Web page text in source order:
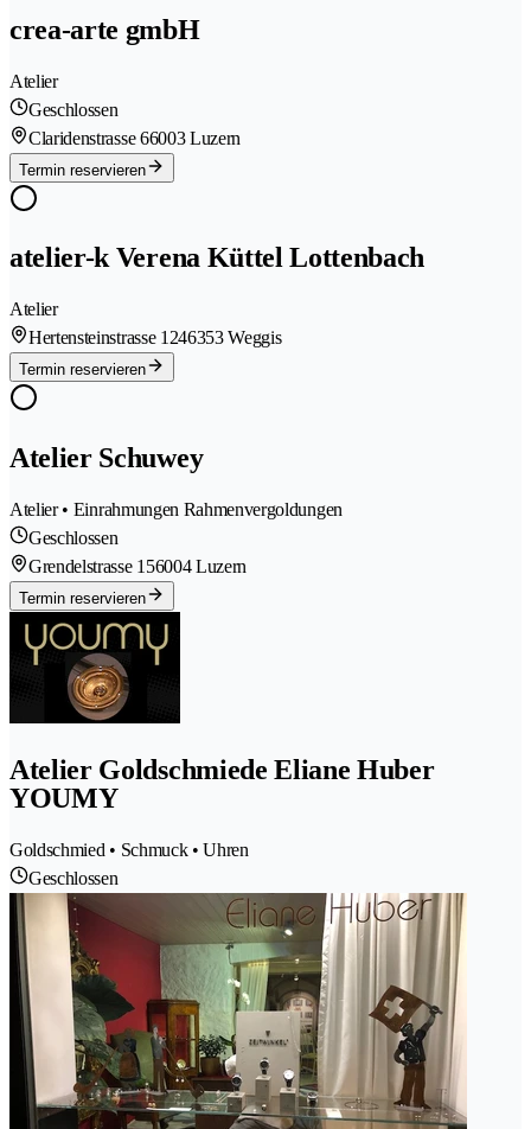
crea-arte gmbH
Atelier
Geschlossen
Claridenstrasse 66003 Luzern
Termin reservieren
atelier-k Verena Küttel Lottenbach
Atelier
Hertensteinstrasse 1246353 Weggis
Termin reservieren
Atelier Schuwey
Atelier • Einrahmungen Rahmenvergoldungen
Geschlossen
Grendelstrasse 156004 Luzern
Termin reservieren
Atelier Goldschmiede Eliane Huber
YOUMY
Goldschmied • Schmuck • Uhren
Geschlossen